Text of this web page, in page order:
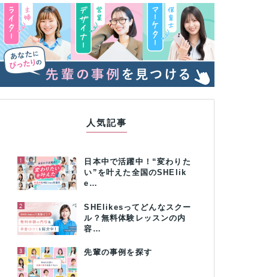
人気記事
1
日本中で活躍中！“変わりた
い”を叶えた全国のSHElik
e…
2
SHElikesってどんなスクー
ル？無料体験レッスンの内
容…
3 先輩の事例を探す